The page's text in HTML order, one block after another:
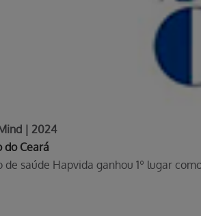
| 2024
do Ceará
de saúde Hapvida ganhou 1º lugar